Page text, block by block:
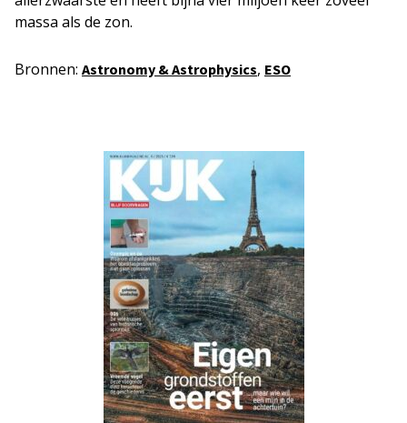
massa als de zon.
Bronnen: Astronomy & Astrophysics, ESO